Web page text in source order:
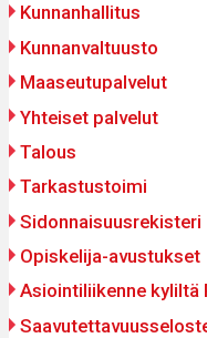
Kunnanhallitus
Kunnanvaltuusto
Maaseutupalvelut
Yhteiset palvelut
Talous
Tarkastustoimi
Sidonnaisuusrekisteri
Opiskelija-avustukset
Asiointiliikenne kyliltä